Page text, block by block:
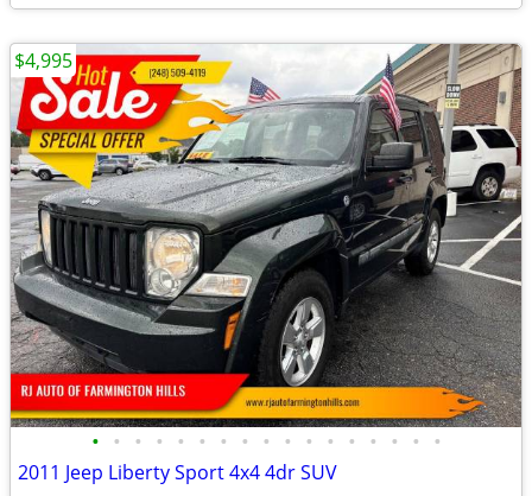
• • • • • • • • • • • • • • • • •
2011 Jeep Liberty Sport 4x4 4dr SUV
$4,995